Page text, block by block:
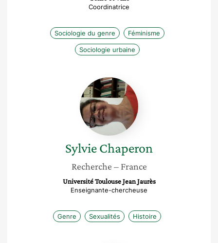
Coordinatrice
Sociologie du genre Féminisme
Sociologie urbaine
Sylvie
Chaperon
SylvieChaperon
Recherche – France
Université Toulouse Jean Jaurès
Enseignante-chercheuse
Genre Sexualités Histoire